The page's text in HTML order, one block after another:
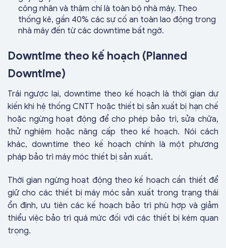
công nhân và thậm chí là toàn bộ nhà máy. Theo
thống kê, gần 40% các sự cố an toàn lao động trong
nhà máy đến từ các downtime bất ngờ.
Downtime theo kế hoạch (Planned
Downtime)
Trái ngược lại, downtime theo kế hoạch là thời gian dự
kiến ​​khi hệ thống CNTT hoặc thiết bị sản xuất bị hạn chế
hoặc ngừng hoạt động để cho phép bảo trì, sửa chữa,
thử nghiệm hoặc nâng cấp theo kế hoạch. Nói cách
khác, downtime theo kế hoạch chính là một phương
pháp bảo trì máy móc thiết bị sản xuất.
Thời gian ngừng hoạt động theo kế hoạch cần thiết để
giữ cho các thiết bị máy móc sản xuất trong trạng thái
ổn định, ưu tiên các kế hoạch bảo trì phù hợp và giảm
thiểu việc bảo trì quá mức đối với các thiết bị kém quan
trọng.